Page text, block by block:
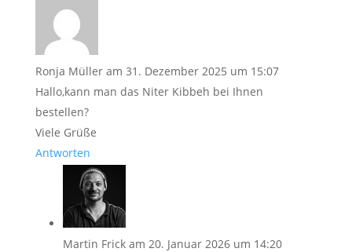
Ronja Müller am 31. Dezember 2025 um 15:07
Hallo,kann man das Niter Kibbeh bei Ihnen
bestellen?
Viele Grüße
Antworten
Martin Frick am 20. Januar 2026 um 14:20